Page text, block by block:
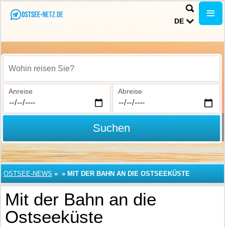
DE
Wohin reisen Sie?
Anreise Abreise
Suchen
OSTSEE-NEWS » » MIT DER BAHN AN DIE OSTSEEKÜSTE
Mit der Bahn an die
Ostseeküste